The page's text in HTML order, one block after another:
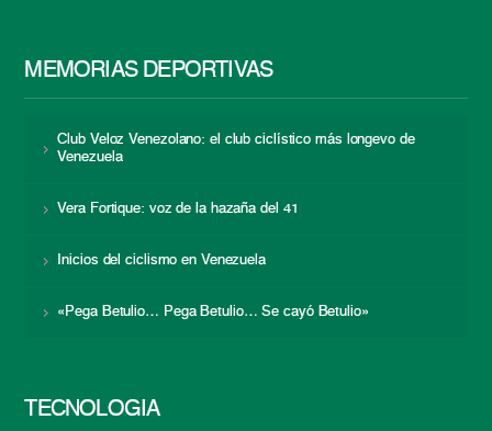
MEMORIAS DEPORTIVAS
Club Veloz Venezolano: el club ciclístico más longevo de
Venezuela
Vera Fortique: voz de la hazaña del 41
Inicios del ciclismo en Venezuela
«Pega Betulio… Pega Betulio… Se cayó Betulio»
TECNOLOGÍA